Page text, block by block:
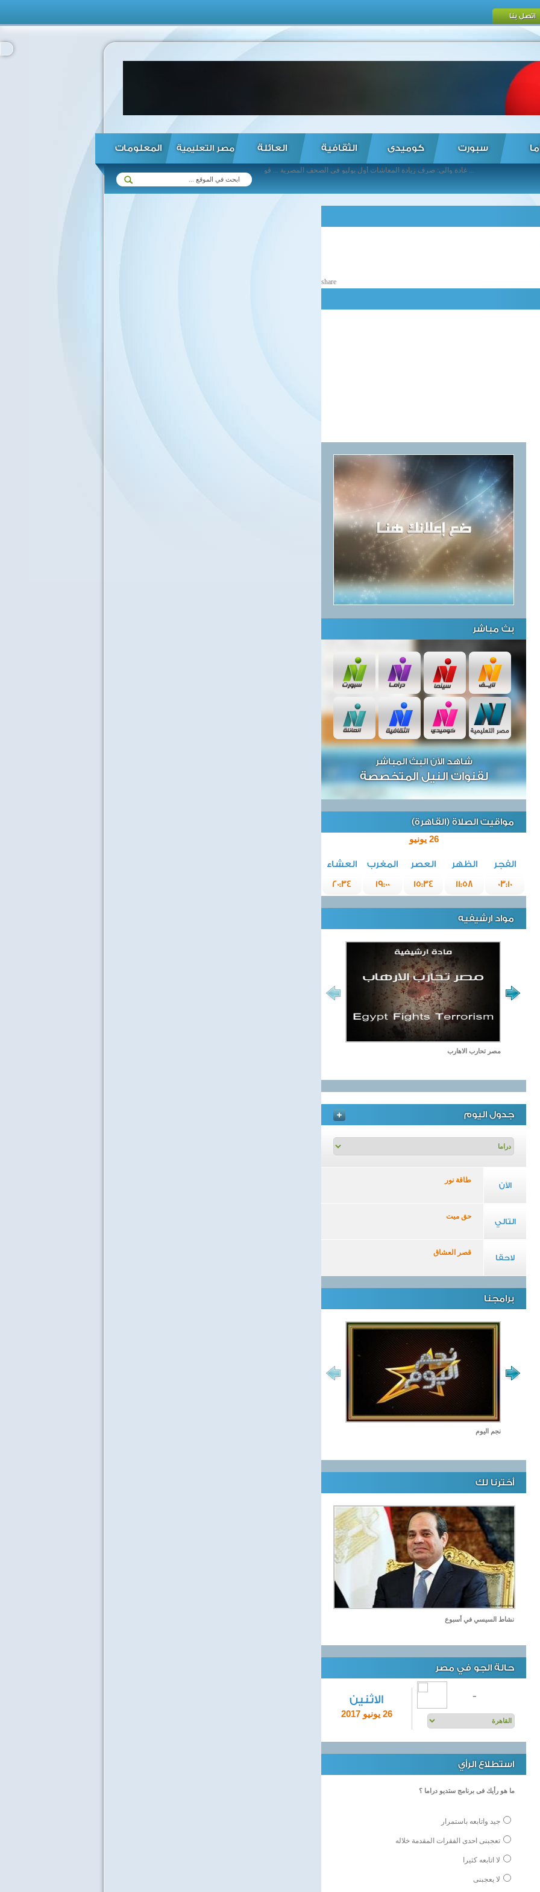
اتصل بنا
سبورت كوميدى الثقافية العائلة مصر التعليمية المعلومات
share
بث مباشر
شاهد الآن البث المباشر
لقنوات النيل المتخصصة
مواقيت الصلاة (القاهرة)
26 يونيو
الفجر الظهر العصر المغرب
العشاء
03:10
11:58
15:34
19:00
20:34
مواد ارشيفيه
مصر تحارب الاهارب
جدول اليوم
الآن
طاقة نور
التالي
حق ميت
لاحقا
قصر العشاق
برامجنا
نجم اليوم
أخترنا لك
نشاط السيسي في أسبوع
حالة الجو في مصر
الاثنين
26 يونيو 2017
-
استطلاع الرأي
ما هو رأيك فى برنامج ستديو دراما ؟
جيد واتابعه باستمرار
تعجبنى احدى الفقرات المقدمة خلاله
لا اتابعه كثيرا
لا يعجبنى